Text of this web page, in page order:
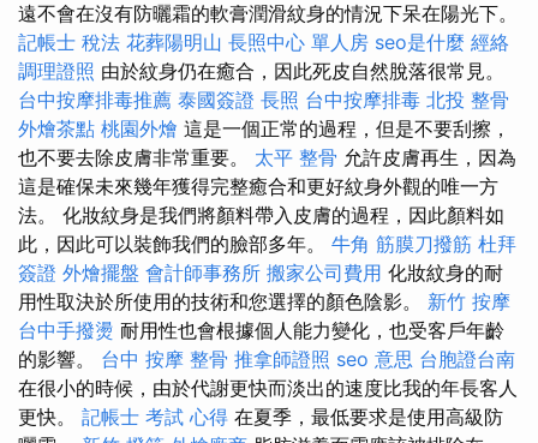
遠不會在沒有防曬霜的軟膏潤滑紋身的情況下呆在陽光下。
記帳士 稅法 花葬陽明山 長照中心 單人房 seo是什麼 經絡
調理證照 由於紋身仍在癒合，因此死皮自然脫落很常見。
台中按摩排毒推薦 泰國簽證 長照 台中按摩排毒 北投 整骨
外燴茶點 桃園外燴 這是一個正常的過程，但是不要刮擦，
也不要去除皮膚非常重要。 太平 整骨 允許皮膚再生，因為
這是確保未來幾年獲得完整癒合和更好紋身外觀的唯一方
法。 化妝紋身是我們將顏料帶入皮膚的過程，因此顏料如
此，因此可以裝飾我們的臉部多年。 牛角 筋膜刀撥筋 杜拜
簽證 外燴擺盤 會計師事務所 搬家公司費用 化妝紋身的耐
用性取決於所使用的技術和您選擇的顏色陰影。 新竹 按摩
台中手撥燙 耐用性也會根據個人能力變化，也受客戶年齡
的影響。 台中 按摩 整骨 推拿師證照 seo 意思 台胞證台南
在很小的時候，由於代謝更快而淡出的速度比我的年長客人
更快。 記帳士 考試 心得 在夏季，最低要求是使用高級防